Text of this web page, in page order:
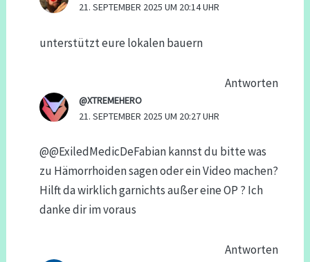
21. SEPTEMBER 2025 UM 20:14 UHR
unterstützt eure lokalen bauern
Antworten
@XTREMEHERO
21. SEPTEMBER 2025 UM 20:27 UHR
@@ExiledMedicDeFabian kannst du bitte was
zu Hämorrhoiden sagen oder ein Video machen?
Hilft da wirklich garnichts außer eine OP ? Ich
danke dir im voraus
Antworten